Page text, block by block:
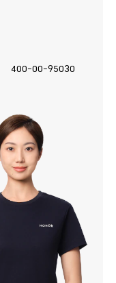
400-00-95030